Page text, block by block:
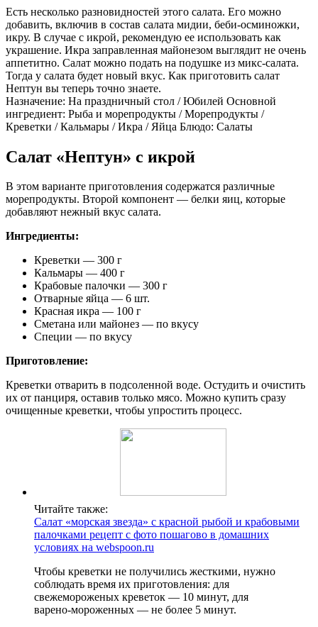
Есть несколько разновидностей этого салата. Его можно
добавить, включив в состав салата мидии, беби-осминожки,
икру. В случае с икрой, рекомендую ее использовать как
украшение. Икра заправленная майонезом выглядит не очень
аппетитно. Салат можно подать на подушке из микс-салата.
Тогда у салата будет новый вкус. Как приготовить салат
Нептун вы теперь точно знаете.
Назначение: На праздничный стол / Юбилей Основной
ингредиент: Рыба и морепродукты / Морепродукты /
Креветки / Кальмары / Икра / Яйца Блюдо: Салаты
Салат «Нептун» с икрой
В этом варианте приготовления содержатся различные
морепродукты. Второй компонент — белки яиц, которые
добавляют нежный вкус салата.
Ингредиенты:
Креветки — 300 г
Кальмары — 400 г
Крабовые палочки — 300 г
Отварные яйца — 6 шт.
Красная икра — 100 г
Сметана или майонез — по вкусу
Специи — по вкусу
Приготовление:
Креветки отварить в подсоленной воде. Остудить и очистить
их от панциря, оставив только мясо. Можно купить сразу
очищенные креветки, чтобы упростить процесс.
Читайте также:
Салат «морская звезда» с красной рыбой и крабовыми
палочками рецепт с фото пошагово в домашних
условиях на webspoon.ru
Чтобы креветки не получились жесткими, нужно
соблюдать время их приготовления: для
свежемороженых креветок — 10 минут, для
варено-мороженных — не более 5 минут.